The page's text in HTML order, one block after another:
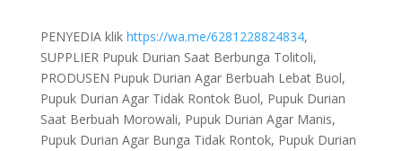
PENYEDIA klik https://wa.me/6281228824834,
SUPPLIER Pupuk Durian Saat Berbunga Tolitoli,
PRODUSEN Pupuk Durian Agar Berbuah Lebat Buol,
Pupuk Durian Agar Tidak Rontok Buol, Pupuk Durian
Saat Berbuah Morowali, Pupuk Durian Agar Manis,
Pupuk Durian Agar Bunga Tidak Rontok, Pupuk Durian